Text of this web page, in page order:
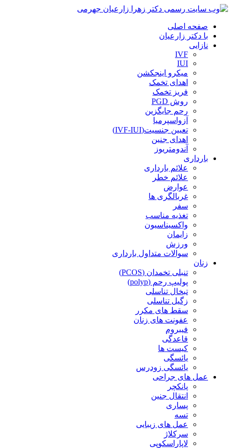
صفحه اصلی
با دکتر زارعیان
نازایی
IVF
IUI
میکرو اینجکشن
اهدای تخمک
فریز تخمک
روش PGD
رحم جایگزین
آزواسپرمیا
تعیین جنسیت(IVF-IUI)
اهدای جنین
آندومتریوز
بارداری
علائم بارداری
علائم خطر
عوارض
غربالگری ها
سفر
تغذیه مناسب
واکسیناسیون
زایمان
ورزش
سوالات متداول بارداری
زنان
تنبلی تخمدان (PCOS)
پولیپ رحم (polyp)
تبخال تناسلی
زگیل تناسلی
سقط های مکرر
عفونت های زنان
فیبروم
قاعدگی
کیست ها
یائسگی
یائسگی زودرس
عمل های جراحی
پانکچر
انتقال جنین
پساری
تسه
عمل های زیبایی
سرکلاژ
لاپاراسکوپی